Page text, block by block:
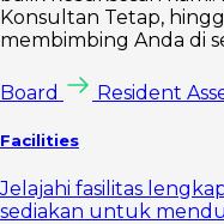
Konsultan Tetap,
membimbing Anda di
Board Resident
Facilities
Jelajahi fasilitas
sediakan untuk